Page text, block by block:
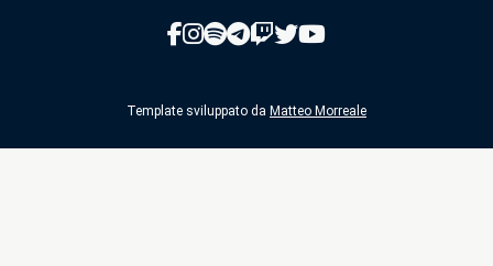
Template sviluppato da Matteo Morreale